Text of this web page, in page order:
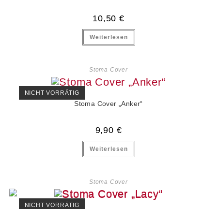
10,50 €
Weiterlesen
Stoma Cover
NICHT VORRÄTIG
Stoma Cover „Anker“
9,90 €
Weiterlesen
Stoma Cover
NICHT VORRÄTIG